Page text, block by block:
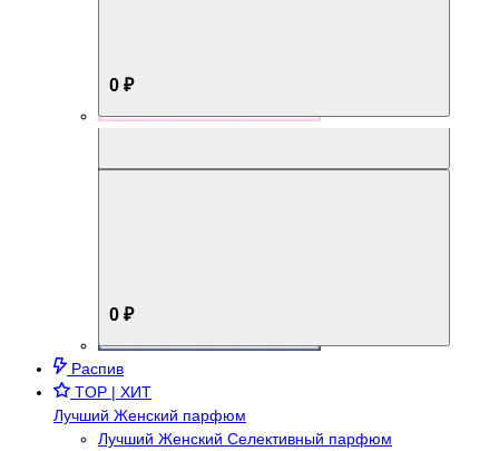
0 ₽
0 ₽
Распив
TOP | ХИТ
Лучший Женский парфюм
Лучший Женский Селективный парфюм